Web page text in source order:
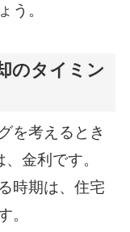
う。
のタイミン
を考えるとき
金利です。
時期は、住宅
。